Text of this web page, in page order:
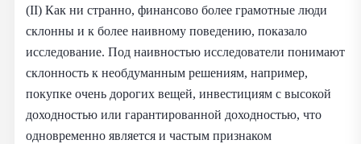
(II) Как ни странно, финансово более грамотные люди
склонны и к более наивному поведению, показало
исследование. Под наивностью исследователи понимают
склонность к необдуманным решениям, например,
покупке очень дорогих вещей, инвестициям с высокой
доходностью или гарантированной доходностью, что
одновременно является и частым признаком